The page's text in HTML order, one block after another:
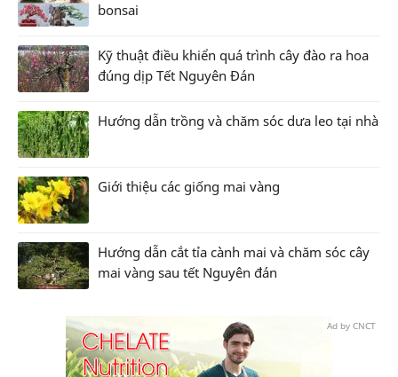
bonsai
Kỹ thuật điều khiển quá trình cây đào ra hoa
đúng dịp Tết Nguyên Đán
Hướng dẫn trồng và chăm sóc dưa leo tại nhà
Giới thiệu các giống mai vàng
Hướng dẫn cắt tỉa cành mai và chăm sóc cây
mai vàng sau tết Nguyên đán
Ad by CNCT